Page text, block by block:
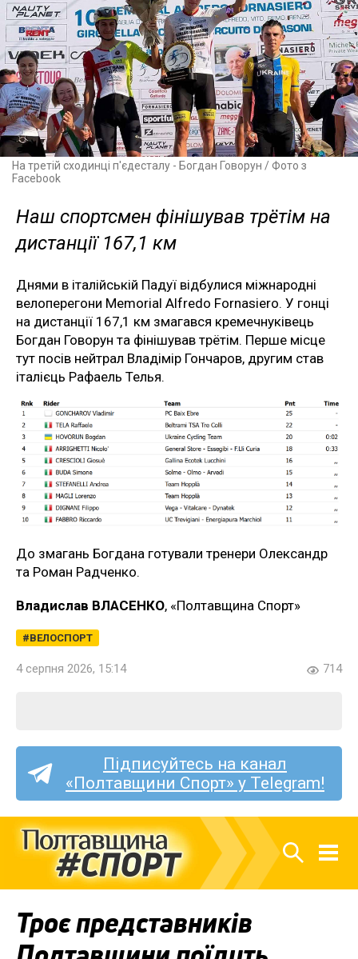
На третій сходинці п'єдесталу - Богдан Говорун / Фото з
Facebook
Наш спортсмен фінішував трётім на
дистанції 167,1 км
Днями в італійській Падуї відбулися міжнародні
велоперегони Memorial Alfredo Fornasiero. У гонці
на дистанції 167,1 км змагався кремечнуківець
Богдан Говорун та фінішував трётім. Перше місце
тут посів нейтрал Владімір Гончаров, другим став
італієць Рафаель Телья.
До змагань Богдана готували тренери Олександр
та Роман Радченко.
Владислав ВЛАСЕНКО, «Полтавщина Спорт»
ВЕЛОСПОРТ
4 серпня 2026, 15:14 714
Підписуйтесь на канал
«Полтавщини Спорт» у Telegram!
Троє представників